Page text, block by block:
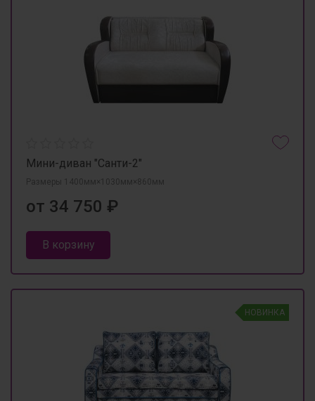
Мини-диван "Санти-2"
Размеры 1400мм×1030мм×860мм
от 34 750 ₽
В корзину
НОВИНКА